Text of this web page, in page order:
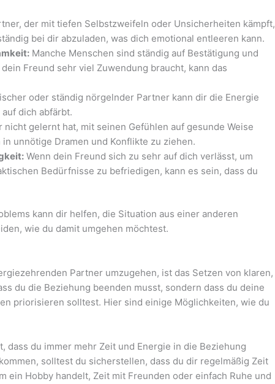
der mit tiefen Selbstzweifeln oder Unsicherheiten kämpft,
bei dir abzuladen, was dich emotional entleeren kann.
Manche Menschen sind ständig auf Bestätigung und
Freund sehr viel Zuwendung braucht, kann das
oder ständig nörgelnder Partner kann dir die Energie
dich abfärbt.
nicht gelernt hat, mit seinen Gefühlen auf gesunde Weise
unnötige Dramen und Konflikte zu ziehen.
Wenn dein Freund sich zu sehr auf dich verlässt, um
Bedürfnisse zu befriedigen, kann es sein, dass du
kann dir helfen, die Situation aus einer anderen
wie du damit umgehen möchtest.
Partner umzugehen, ist das Setzen von klaren,
du die Beziehung beenden musst, sondern dass du deine
priorisieren solltest. Hier sind einige Möglichkeiten, wie du
dass du immer mehr Zeit und Energie in die Beziehung
solltest du sicherstellen, dass du dir regelmäßig Zeit
ein Hobby handelt, Zeit mit Freunden oder einfach Ruhe und